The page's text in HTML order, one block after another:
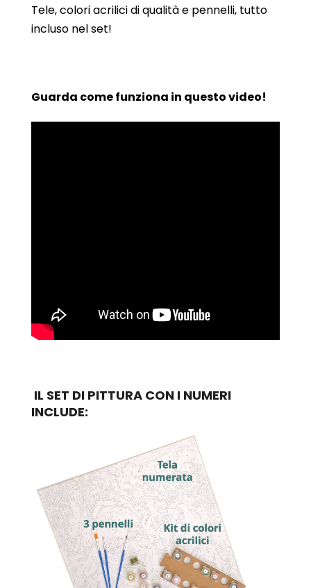
Tele, colori acrilici di qualità e pennelli, tutto
incluso nel set!
Guarda come funziona in questo video!
IL SET DI PITTURA CON I NUMERI
INCLUDE: